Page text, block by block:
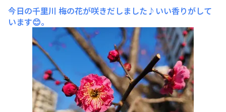
今日の千里川 梅の花が咲きだしました♪いい香りがして
います😊。